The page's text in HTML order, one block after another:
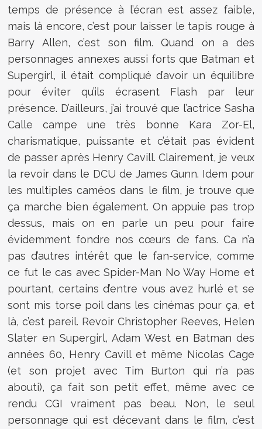
temps de présence à l’écran est assez faible,
mais là encore, c’est pour laisser le tapis rouge à
Barry Allen, c’est son film. Quand on a des
personnages annexes aussi forts que Batman et
Supergirl, il était compliqué d’avoir un équilibre
pour éviter qu’ils écrasent Flash par leur
présence. D’ailleurs, j’ai trouvé que l’actrice Sasha
Calle campe une très bonne Kara Zor-El,
charismatique, puissante et c’était pas évident
de passer après Henry Cavill. Clairement, je veux
la revoir dans le DCU de James Gunn. Idem pour
les multiples caméos dans le film, je trouve que
ça marche bien également. On appuie pas trop
dessus, mais on en parle un peu pour faire
évidemment fondre nos cœurs de fans. Ca n’a
pas d’autres intérêt que le fan-service, comme
ce fut le cas avec Spider-Man No Way Home et
pourtant, certains d’entre vous avez hurlé et se
sont mis torse poil dans les cinémas pour ça, et
là, c’est pareil. Revoir Christopher Reeves, Helen
Slater en Supergirl, Adam West en Batman des
années 60, Henry Cavill et même Nicolas Cage
(et son projet avec Tim Burton qui n’a pas
abouti), ça fait son petit effet, même avec ce
rendu CGI vraiment pas beau. Non, le seul
personnage qui est décevant dans le film, c’est